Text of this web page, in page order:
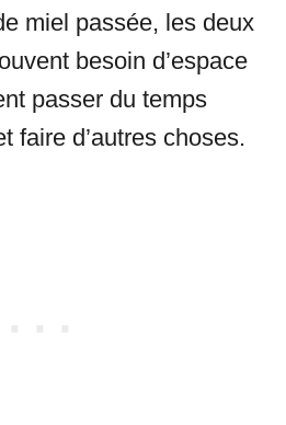
miel passée, les deux
besoin d’espace
passer du temps
faire d’autres choses.